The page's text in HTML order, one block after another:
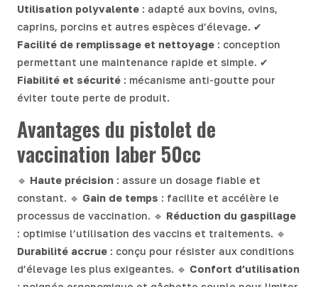
Utilisation polyvalente : adapté aux bovins, ovins,
caprins, porcins et autres espèces d’élevage. ✔
Facilité de remplissage et nettoyage : conception
permettant une maintenance rapide et simple. ✔
Fiabilité et sécurité : mécanisme anti-goutte pour
éviter toute perte de produit.
Avantages du pistolet de
vaccination Iaber 50cc
🔹 Haute précision : assure un dosage fiable et
constant. 🔹 Gain de temps : facilite et accélère le
processus de vaccination. 🔹 Réduction du gaspillage
: optimise l’utilisation des vaccins et traitements. 🔹
Durabilité accrue : conçu pour résister aux conditions
d’élevage les plus exigeantes. 🔹 Confort d’utilisation